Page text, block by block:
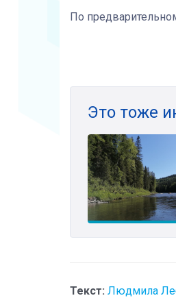
По
Это тоже
Текст: Людмила